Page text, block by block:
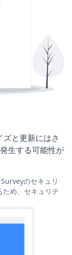
と更新にはさ
生する可能性が
のセキュリ
め、セキュリテ